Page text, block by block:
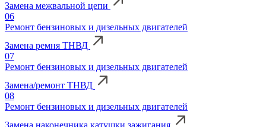
Замена межвальной цепи
06
Ремонт бензиновых и дизельных двигателей
Замена ремня ТНВД
07
Ремонт бензиновых и дизельных двигателей
Замена/ремонт ТНВД
08
Ремонт бензиновых и дизельных двигателей
Замена наконечника катушки зажигания